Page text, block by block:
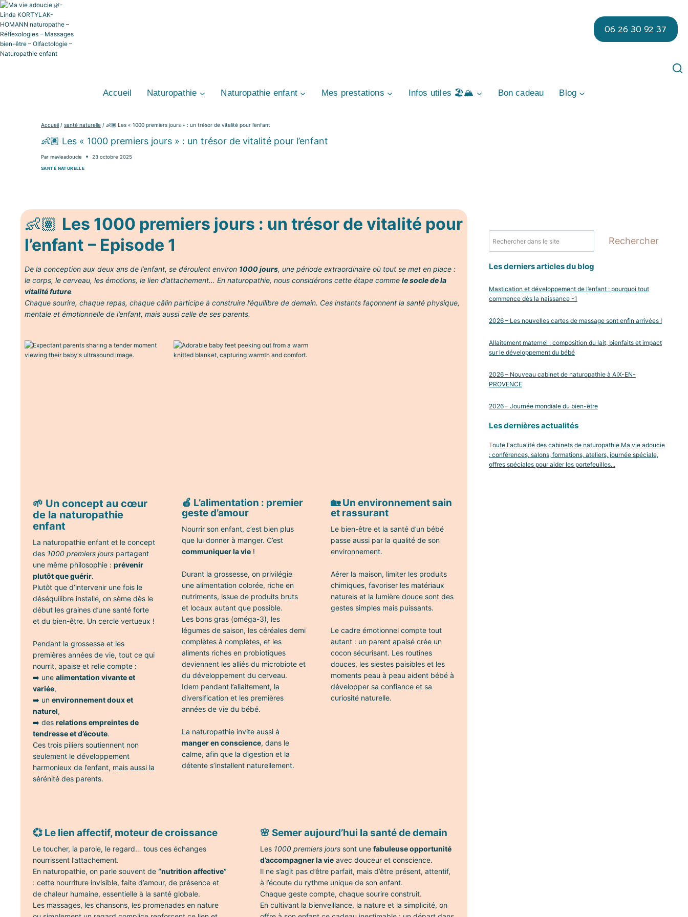
Aller
au
contenu
06 26 30 92 37
Accueil Naturopathie Naturopathie enfant Mes prestations Infos utiles 🏖️​🏔️ Bon cadeau Blog
Accueil / santé naturelle / 👶🏽 Les « 1000 premiers jours » : un trésor de vitalité pour l’enfant
👶🏽 Les « 1000 premiers jours » : un trésor de vitalité pour l’enfant
Par mavieadoucie 23 octobre 2025
SANTÉ NATURELLE
👶🏽 Les 1000 premiers jours : un trésor de vitalité pour
l’enfant – Episode 1
De la conception aux deux ans de l’enfant, se déroulent environ 1000 jours, une période extraordinaire où tout se met en place :
le corps, le cerveau, les émotions, le lien d’attachement… En naturopathie, nous considérons cette étape comme le socle de la
vitalité future.
Chaque sourire, chaque repas, chaque câlin participe à construire l’équilibre de demain. Ces instants façonnent la santé physique,
mentale et émotionnelle de l’enfant, mais aussi celle de ses parents.
🌱 Un concept au cœur
de la naturopathie
enfant
La naturopathie enfant et le concept
des 1000 premiers jours partagent
une même philosophie : prévenir
plutôt que guérir.
Plutôt que d’intervenir une fois le
déséquilibre installé, on sème dès le
début les graines d’une santé forte
et du bien-être. Un cercle vertueux !
Pendant la grossesse et les
premières années de vie, tout ce qui
nourrit, apaise et relie compte :
➡️ une alimentation vivante et
variée,
➡️ un environnement doux et
naturel,
➡️ des relations empreintes de
tendresse et d’écoute.
Ces trois piliers soutiennent non
seulement le développement
harmonieux de l’enfant, mais aussi la
sérénité des parents.
🍎 L’alimentation : premier
geste d’amour
Nourrir son enfant, c’est bien plus
que lui donner à manger. C’est
communiquer la vie!
Durant la grossesse, on privilégie
une alimentation colorée, riche en
nutriments, issue de produits bruts
et locaux autant que possible.
Les bons gras (oméga-3), les
légumes de saison, les céréales demi
complètes à complètes, et les
aliments riches en probiotiques
deviennent les alliés du microbiote et
du développement du cerveau.
Idem pendant l’allaitement, la
diversification et les premières
années de vie du bébé.
La naturopathie invite aussi à
manger en conscience, dans le
calme, afin que la digestion et la
détente s’installent naturellement.
🏡 Un environnement sain
et rassurant
Le bien-être et la santé d’un bébé
passe aussi par la qualité de son
environnement.
Aérer la maison, limiter les produits
chimiques, favoriser les matériaux
naturels et la lumière douce sont des
gestes simples mais puissants.
Le cadre émotionnel compte tout
autant : un parent apaisé crée un
cocon sécurisant. Les routines
douces, les siestes paisibles et les
moments peau à peau aident bébé à
développer sa confiance et sa
curiosité naturelle.
💞 Le lien affectif, moteur de croissance
Le toucher, la parole, le regard… tous ces échanges
nourrissent l’attachement.
En naturopathie, on parle souvent de “nutrition affective”
: cette nourriture invisible, faite d’amour, de présence et
de chaleur humaine, essentielle à la santé globale.
Les massages, les chansons, les promenades en nature
🌸 Semer aujourd’hui la santé de demain
Les 1000 premiers jours sont unefabuleuse opportunité
d’accompagner la vie avec douceur et conscience.
Il ne s’agit pas d’être parfait, mais d’être présent, attentif,
à l’écoute du rythme unique de son enfant.
Chaque geste compte, chaque sourire construit.
En cultivant la bienveillance, la nature et la simplicité, on
Rechercher
Les derniers articles du blog
Mastication et développement de l’enfant : pourquoi tout
commence dès la naissance -1
2026 – Les nouvelles cartes de massage sont enfin arrivées !
Allaitement maternel : composition du lait, bienfaits et impact
sur le développement du bébé
2026 – Nouveau cabinet de naturopathie à AIX-EN-
PROVENCE
2026 – Journée mondiale du bien-être
Les dernières actualités
Toute l'actualité des cabinets de naturopathie Ma vie adoucie
: conférences, salons, formations, ateliers, journée spéciale,
offres spéciales pour aider les portefeuilles...